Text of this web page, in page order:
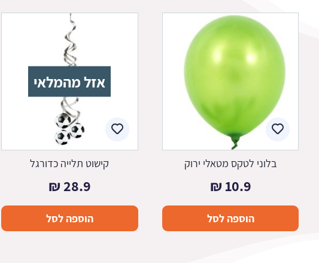
בלוני לטקס מטאלי ירוק
10.9
₪
הוספה לסל
אזל מהמלאי
קישוט תלייה כדורגל
28.9
₪
הוספה לסל